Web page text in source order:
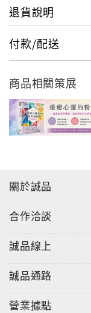
但要注意的是，
的情形，因為在
身體的病症做任
的醫師協助治療
●只需敲擊樂器
利用聲波的能量
胞分子、水分、
「壓力」是影響
蒙」分泌，較易
＃附「銅鑼敲擊
＃附銅鑼浴課程
退貨說明
付款/配送
商品相關策展
關於誠品
合作洽談
誠品線上
誠品通路
營業據點